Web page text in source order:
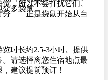
多袋鼠。
，所以不会打扰它们。
分……正是袋鼠开始从白
时长约2.5-3小时。提供
请选择离您住宿地点最
建议提前预订！